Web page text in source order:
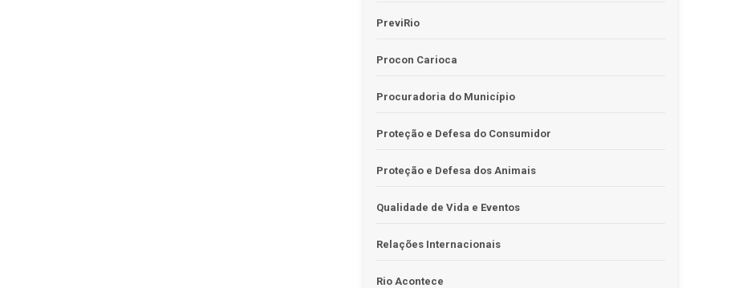
PreviRio
Procon Carioca
Procuradoria do Município
Proteção e Defesa do Consumidor
Proteção e Defesa dos Animais
Qualidade de Vida e Eventos
Relações Internacionais
Rio Acontece